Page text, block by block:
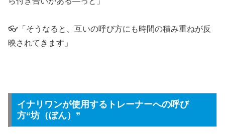
👓「そうなると、互いの呼び方にも時間の積み重ねが反
映されてきます」
イナリワンが使用するトレーナーへの呼び
方“坊（ぼん）”